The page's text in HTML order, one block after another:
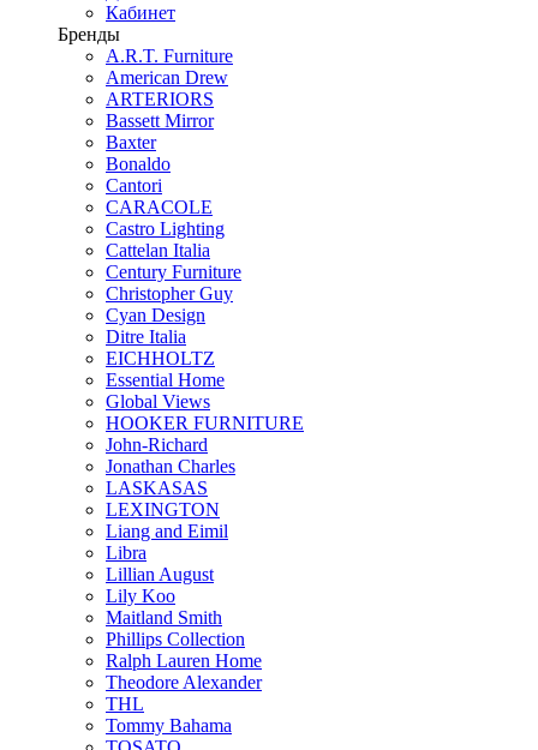
Кабинет
Бренды
A.R.T. Furniture
American Drew
ARTERIORS
Bassett Mirror
Baxter
Bonaldo
Cantori
CARACOLE
Castro Lighting
Cattelan Italia
Century Furniture
Christopher Guy
Cyan Design
Ditre Italia
EICHHOLTZ
Essential Home
Global Views
HOOKER FURNITURE
John-Richard
Jonathan Charles
LASKASAS
LEXINGTON
Liang and Eimil
Libra
Lillian August
Lily Koo
Maitland Smith
Phillips Collection
Ralph Lauren Home
Theodore Alexander
THL
Tommy Bahama